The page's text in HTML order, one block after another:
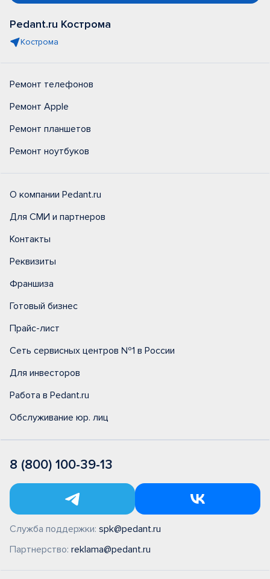
Pedant.ru Кострома
Кострома
Ремонт телефонов
Ремонт Apple
Ремонт планшетов
Ремонт ноутбуков
О компании Pedant.ru
Для СМИ и партнеров
Контакты
Реквизиты
Франшиза
Готовый бизнес
Прайс-лист
Сеть сервисных центров №1 в России
Для инвесторов
Работа в Pedant.ru
Обслуживание юр. лиц
8 (800) 100-39-13
Служба поддержки: spk@pedant.ru
Партнерство: reklama@pedant.ru